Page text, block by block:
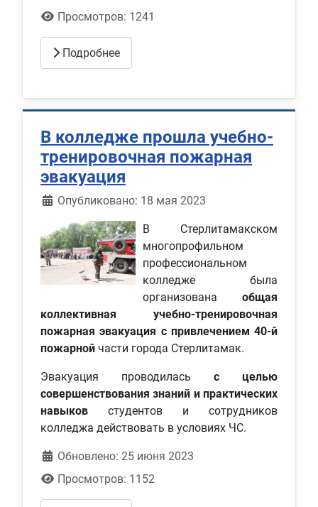
Просмотров: 1241
Подробнее
В колледже прошла учебно-
тренировочная пожарная
эвакуация
Информация о материале
Опубликовано: 18 мая 2023
В Стерлитамакском
многопрофильном
профессиональном
колледже была
организована общая
коллективная учебно-тренировочная
пожарная эвакуация с привлечением 40-й
пожарной части города Стерлитамак.
Эвакуация проводилась с целью
совершенствования знаний и практических
навыков студентов и сотрудников
колледжа действовать в условиях ЧС.
Обновлено: 25 июня 2023
Просмотров: 1152